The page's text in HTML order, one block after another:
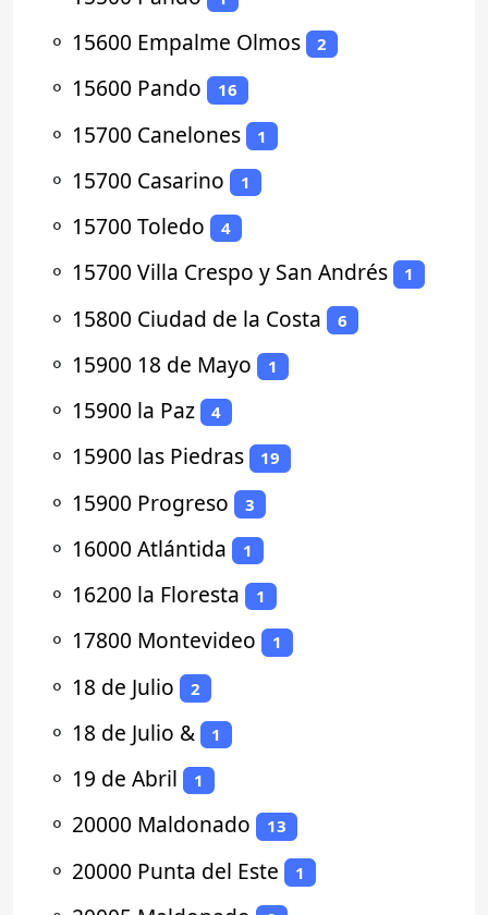
⚬ 15600 Empalme Olmos 2
⚬ 15600 Pando 16
⚬ 15700 Canelones 1
⚬ 15700 Casarino 1
⚬ 15700 Toledo 4
⚬ 15700 Villa Crespo y San Andrés 1
⚬ 15800 Ciudad de la Costa 6
⚬ 15900 18 de Mayo 1
⚬ 15900 la Paz 4
⚬ 15900 las Piedras 19
⚬ 15900 Progreso 3
⚬ 16000 Atlántida 1
⚬ 16200 la Floresta 1
⚬ 17800 Montevideo 1
⚬ 18 de Julio 2
⚬ 18 de Julio & 1
⚬ 19 de Abril 1
⚬ 20000 Maldonado 13
⚬ 20000 Punta del Este 1